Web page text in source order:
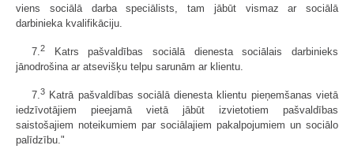
viens sociālā darba speciālists, tam jābūt vismaz ar sociālā
darbinieka kvalifikāciju.
7. 2
Katrs pašvaldības sociālā dienesta sociālais darbinieks
jānodrošina ar atsevišķu telpu sarunām ar klientu.
7.3 Katrā pašvaldības sociālā dienesta klientu pieņemšanas vietā
iedzīvotājiem pieejamā vietā jābūt izvietotiem pašvaldības
saistošajiem noteikumiem par sociālajiem pakalpojumiem un sociālo
palīdzību."